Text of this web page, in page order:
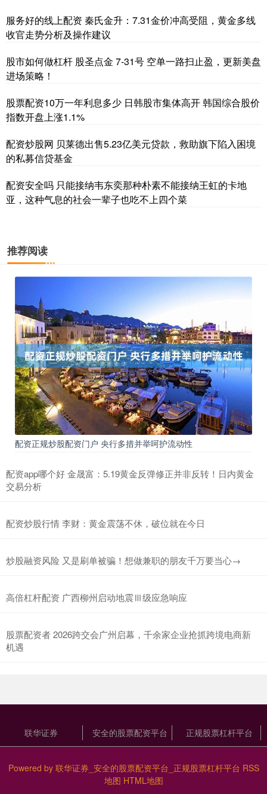
服务好的线上配资 秦氏金升：7.31金价冲高受阻，黄金多线
收官走势分析及操作建议
股市如何做杠杆 股圣点金 7-31号 空单一路扫止盈，更新美盘
进场策略！
股票配资10万一年利息多少 日韩股市集体高开 韩国综合股价
指数开盘上涨1.1%
配资炒股网 贝莱德出售5.23亿美元贷款，救助旗下陷入困境
的私募信贷基金
配资安全吗 只能接纳韦东奕那种朴素不能接纳王虹的卡地
亚，这种气息的社会一辈子也吃不上四个菜
推荐阅读
配资正规炒股配资门户 央行多措并举呵护流动性
配资app哪个好 金晟富：5.19黄金反弹修正并非反转！日内黄金
交易分析
配资炒股行情 李财：黄金震荡不休，破位就在今日
炒股融资风险 又是刷单被骗！想做兼职的朋友千万要当心→
高倍杠杆配资 广西柳州启动地震Ⅲ级应急响应
股票配资者 2026跨交会广州启幕，千余家企业抢抓跨境电商新
机遇
联华证券 安全的股票配资平台 正规股票杠杆平台
Powered by 联华证券_安全的股票配资平台_正规股票杠杆平台 RSS
地图 HTML地图